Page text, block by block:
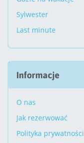
Sylwester
Last minute
Informacje
O nas
Jak rezerwować
Polityka prywatności